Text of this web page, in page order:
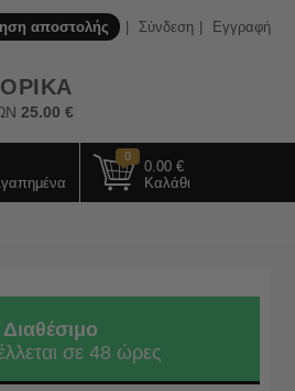
αποστολής Σύνδεση Εγγραφή
25.00 €
0
0.00 €
Καλάθι
Διαθέσιμο
σε 48 ώρες